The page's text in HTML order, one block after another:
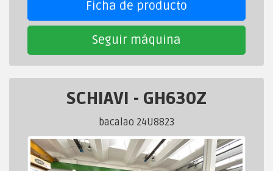
Ficha de producto
Seguir máquina
SCHIAVI - GH630Z
bacalao 24U8823